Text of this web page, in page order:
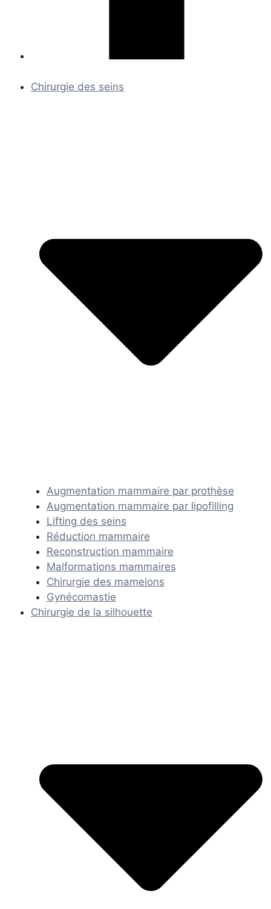
Chirurgie des seins
Augmentation mammaire par prothèse
Augmentation mammaire par lipofilling
Lifting des seins
Réduction mammaire
Reconstruction mammaire
Malformations mammaires
Chirurgie des mamelons
Gynécomastie
Chirurgie de la silhouette